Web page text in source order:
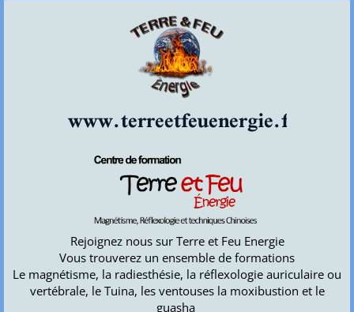
www.terreetfeuenergie.fr
Rejoignez nous sur Terre et Feu Energie
Vous trouverez un ensemble de formations
Le magnétisme, la radiesthésie, la réflexologie auriculaire ou
vertébrale, le Tuina, les ventouses la moxibustion et le
guasha